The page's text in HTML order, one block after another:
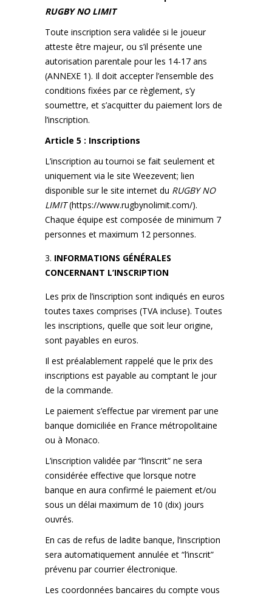
RUGBY NO LIMIT
Toute inscription sera validée si le joueur
atteste être majeur, ou s’il présente une
autorisation parentale pour les 14-17 ans
(ANNEXE 1). Il doit accepter l’ensemble des
conditions fixées par ce règlement, s’y
soumettre, et s’acquitter du paiement lors de
l’inscription.
Article 5 : Inscriptions
L’inscription au tournoi se fait seulement et
uniquement via le site Weezevent; lien
disponible sur le site internet du RUGBY NO
LIMIT(https://www.rugbynolimit.com/).
Chaque équipe est composée de minimum 7
personnes et maximum 12 personnes.
INFORMATIONS GÉNÉRALES
CONCERNANT L’INSCRIPTION
Les prix de l’inscription sont indiqués en euros
toutes taxes comprises (TVA incluse). Toutes
les inscriptions, quelle que soit leur origine,
sont payables en euros.
Il est préalablement rappelé que le prix des
inscriptions est payable au comptant le jour
de la commande.
Le paiement s’effectue par virement par une
banque domiciliée en France métropolitaine
ou à Monaco.
L’inscription validée par “l’inscrit” ne sera
considérée effective que lorsque notre
banque en aura confirmé le paiement et/ou
sous un délai maximum de 10 (dix) jours
ouvrés.
En cas de refus de ladite banque, l’inscription
sera automatiquement annulée et “l’inscrit”
prévenu par courrier électronique.
Les coordonnées bancaires du compte vous